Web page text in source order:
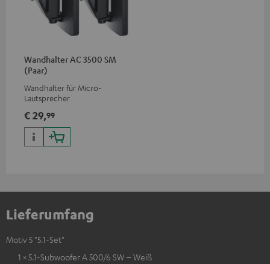
Wandhalter AC 3500 SM
(Paar)
Wandhalter für Micro-
Lautsprecher
€ 29,99
Lieferumfang
Motiv 5 "5.1-Set"
1 × 5.1-Subwoofer A 500/6 SW – Weiß